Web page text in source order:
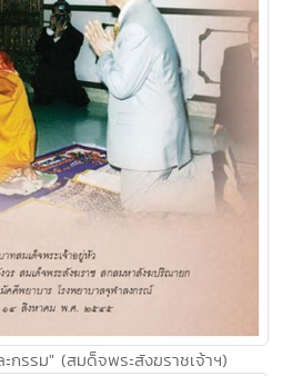
กรรม" (สมด็จพระสังฆราชเจ้าฯ)